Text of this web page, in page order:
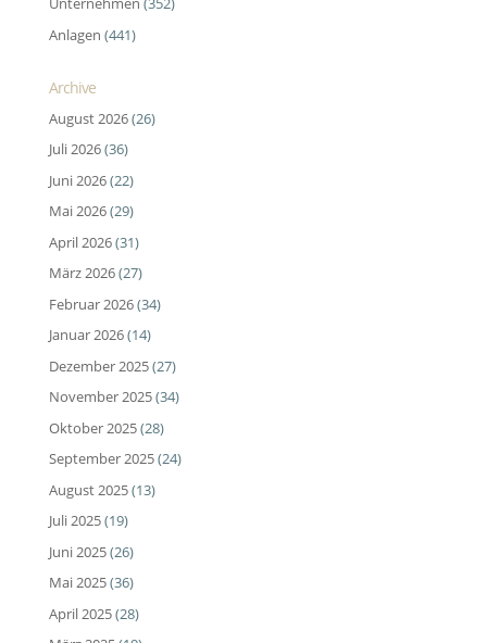
Anlagen (441)
Archive
August 2026(26)
Juli 2026(36)
Juni 2026(22)
Mai 2026(29)
April 2026(31)
März 2026(27)
Februar 2026(34)
Januar 2026(14)
Dezember 2025(27)
November 2025(34)
Oktober 2025(28)
September 2025(24)
August 2025(13)
Juli 2025(19)
Juni 2025(26)
Mai 2025(36)
April 2025(28)